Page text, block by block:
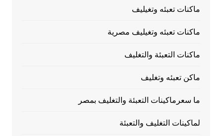
ماكنات تعبئه وتغيليف
ماكنات تعبئه وتغيليف مصرية
ماكنات التعبئة والتغليف
ماكن تعبئه وتغليف
ما سعرماكينات التعبئة والتغليف بمصر
لماكينات التغليف والتعبئة